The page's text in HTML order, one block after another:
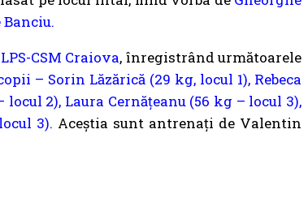
Banciu.
LPS-CSM Craiova, înregistrând următoarele
– Sorin Lăzărică (29 kg, locul 1), Rebeca
2), Laura Cernățeanu (56 kg – locul 3),
3). Aceștia sunt antrenați de Valentin